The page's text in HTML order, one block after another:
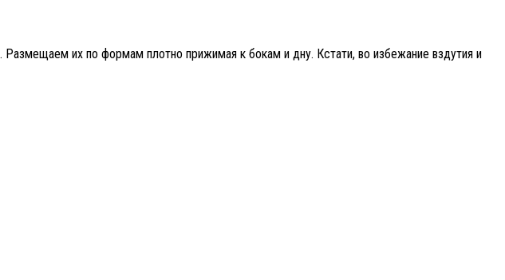
их по формам плотно прижимая к бокам и дну. Кстати, во избежание вздутия и